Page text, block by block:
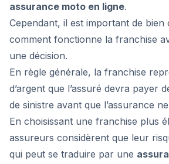
assurance moto en ligne.
Cependant, il est important de bien
comment fonctionne la franchise
une décision.
En règle générale, la franchise
d’argent que l’assuré devra payer
de sinistre avant que l’assurance
En choisissant une franchise plus
assureurs considèrent que leur
qui peut se traduire par une